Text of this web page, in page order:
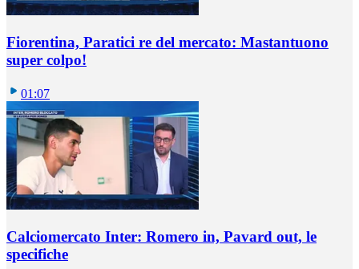
Fiorentina, Paratici re del mercato: Mastantuono
super colpo!
01:07
Calciomercato Inter: Romero in, Pavard out, le
specifiche